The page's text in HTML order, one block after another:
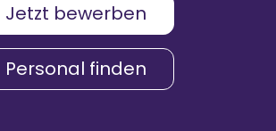
4,2
4,3
Jetzt bewerben
Personal finden